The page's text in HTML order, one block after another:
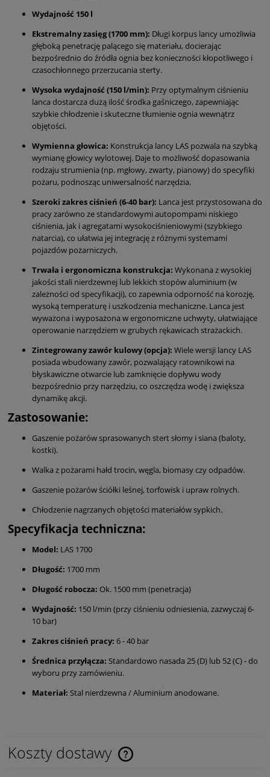
Wydajność 150 l
Ekstremalny zasięg (1700 mm): Długi korpus lancy umożliwia
głęboką penetrację palącego się materiału, docierając
bezpośrednio do źródła ognia bez konieczności kłopotliwego i
czasochłonnego przerzucania sterty.
Wysoka wydajność (150 l/min): Przy optymalnym ciśnieniu
lanca dostarcza dużą ilość środka gaśniczego, zapewniając
szybkie chłodzenie i skuteczne tłumienie ognia wewnątrz
objętości.
Wymienna głowica: Konstrukcja lancy LAS pozwala na szybką
wymianę głowicy wylotowej. Daje to możliwość dopasowania
rodzaju strumienia (np. mgłowy, zwarty, pianowy) do specyfiki
pożaru, podnosząc uniwersalność narzędzia.
Szeroki zakres ciśnień (6-40 bar): Lanca jest przystosowana do
pracy zarówno ze standardowymi autopompami niskiego
ciśnienia, jak i agregatami wysokociśnieniowymi (szybkiego
natarcia), co ułatwia jej integrację z różnymi systemami
pojazdów pożarniczych.
Trwała i ergonomiczna konstrukcja: Wykonana z wysokiej
jakości stali nierdzewnej lub lekkich stopów aluminium (w
zależności od specyfikacji), co zapewnia odporność na korozję,
wysoką temperaturę i uszkodzenia mechaniczne. Lanca jest
wyważona i wyposażona w ergonomiczne uchwyty, ułatwiające
operowanie narzędziem w grubych rękawicach strażackich.
Zintegrowany zawór kulowy (opcja): Wiele wersji lancy LAS
posiada wbudowany zawór, pozwalający ratownikowi na
błyskawiczne otwarcie lub zamknięcie dopływu wody
bezpośrednio przy narzędziu, co oszczędza wodę i zwiększa
dynamikę akcji.
Zastosowanie:
Gaszenie pożarów sprasowanych stert słomy i siana (baloty,
kostki).
Walka z pożarami hałd trocin, węgla, biomasy czy odpadów.
Gaszenie pożarów ściółki leśnej, torfowisk i upraw rolnych.
Chłodzenie nagrzanych objętości materiałów sypkich.
Specyfikacja techniczna:
Model: LAS 1700
Długość: 1700 mm
Długość robocza: Ok. 1500 mm (penetracja)
Wydajność: 150 l/min (przy ciśnieniu odniesienia, zazwyczaj 6-
10 bar)
Zakres ciśnień pracy: 6 - 40 bar
Średnica przyłącza: Standardowo nasada 25 (D) lub 52 (C) - do
wyboru przy zamówieniu.
Materiał: Stal nierdzewna / Aluminium anodowane.
Koszty dostawy
Cena nie zawiera ewentualnych kosztów płatności